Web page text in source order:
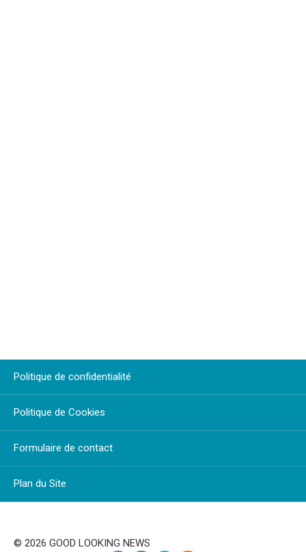
Politique de confidentialité
Politique de Cookies
Formulaire de contact
Plan du Site
© 2026 GOOD LOOKING NEWS